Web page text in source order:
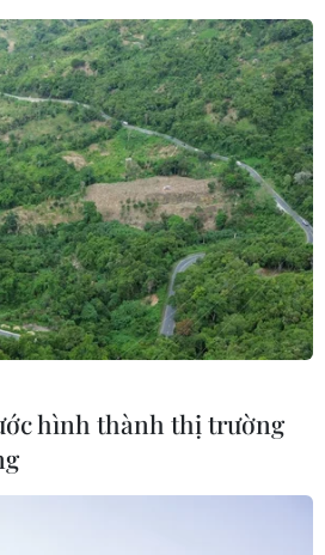
MỤC
khiến hàng
Mỹ nhiễm
có thể giúp
đại dịch
hình thành thị trường